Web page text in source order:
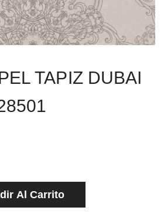
TAPIZ DUBAI
Al Carrito